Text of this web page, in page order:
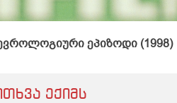
ეპიზოდი (1998)
ექიმს